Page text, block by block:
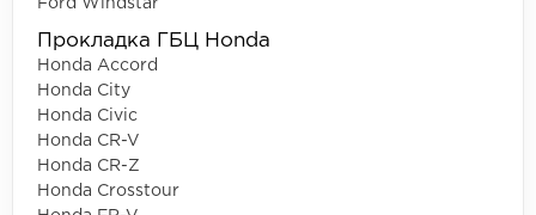
Ford Windstar
Прокладка ГБЦ Honda
Honda Accord
Honda City
Honda Civic
Honda CR-V
Honda CR-Z
Honda Crosstour